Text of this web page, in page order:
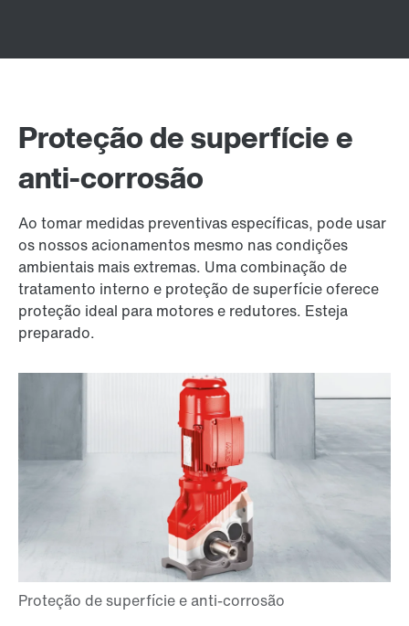
Proteção de superfície e
anti-corrosão
Ao tomar medidas preventivas específicas, pode usar
os nossos acionamentos mesmo nas condições
ambientais mais extremas. Uma combinação de
tratamento interno e proteção de superfície oferece
proteção ideal para motores e redutores. Esteja
preparado.